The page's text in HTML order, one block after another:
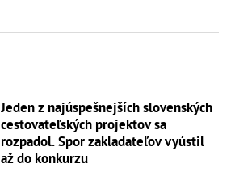
Jeden z najúspešnejších slovenských
cestovateľských projektov sa
rozpadol. Spor zakladateľov vyústil
až do konkurzu